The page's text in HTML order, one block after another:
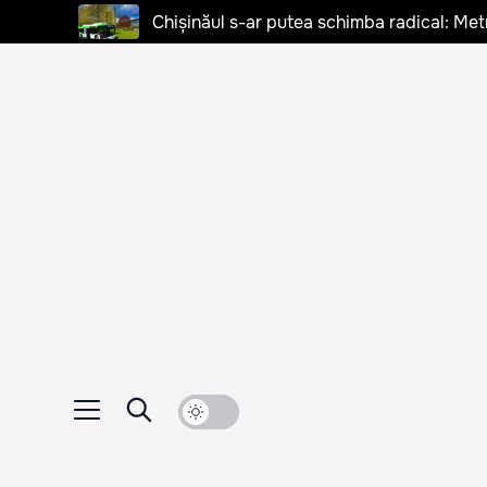
Chișinăul s-ar putea schimba radical: